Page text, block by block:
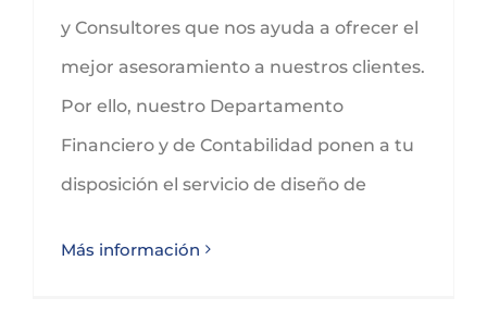
y Consultores que nos ayuda a ofrecer el
mejor asesoramiento a nuestros clientes.
Por ello, nuestro Departamento
Financiero y de Contabilidad ponen a tu
disposición el servicio de diseño de
Más información